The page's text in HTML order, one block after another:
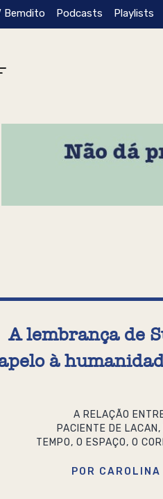
Bemdito Podcasts Playlists
A lembrança de
à
A RELAÇÃO
PACIENTE DE
TEMPO, O ESPAÇO, O
POR